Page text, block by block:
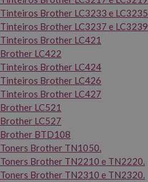
Tinteiros Brother LC3233 e LC3235
Tinteiros Brother LC3237 e LC3239
Tinteiros Brother LC421
Brother LC422
Tinteiros Brother LC424
Tinteiros Brother LC426
Tinteiros Brother LC427
Brother LC521
Brother LC527
Brother BTD108
Toners Brother TN1050.
Toners Brother TN2210 e TN2220.
Toners Brother TN2310 e TN2320.